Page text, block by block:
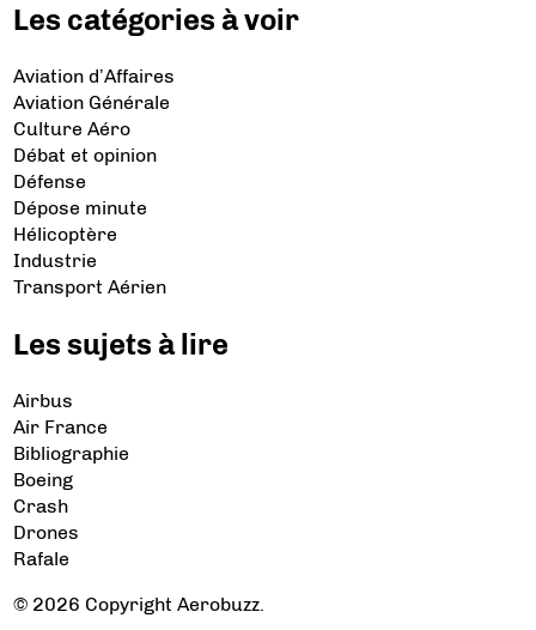
Les catégories à voir
Aviation d’Affaires
Aviation Générale
Culture Aéro
Débat et opinion
Défense
Dépose minute
Hélicoptère
Industrie
Transport Aérien
Les sujets à lire
Airbus
Air France
Bibliographie
Boeing
Crash
Drones
Rafale
© 2026 Copyright Aerobuzz.